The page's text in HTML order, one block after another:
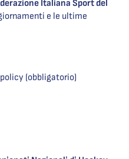
Italiana Sport del
e le ultime
(obbligatorio)